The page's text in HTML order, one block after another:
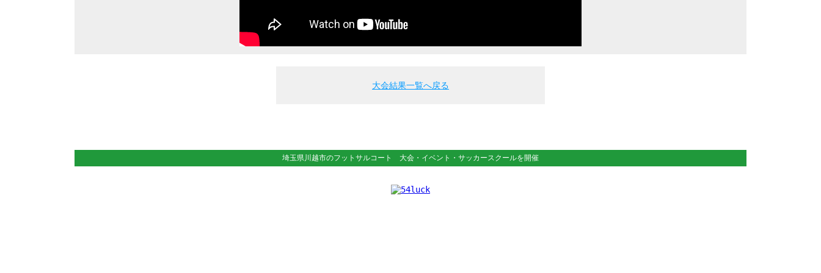
大会結果一覧へ戻る
埼玉県川越市のフットサルコート 大会・イベント・サッカースクールを開催